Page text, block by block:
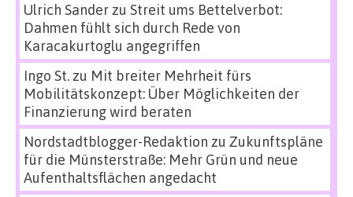
Ulrich Sanderzu Streit ums Bettelverbot:
Dahmen fühlt sich durch Rede von
Karacakurtoglu angegriffen
Ingo St.zu Mit breiter Mehrheit fürs
Mobilitätskonzept: Über Möglichkeiten der
Finanzierung wird beraten
Nordstadtblogger-Redaktion zu Zukunftspläne
für die Münsterstraße: Mehr Grün und neue
Aufenthaltsflächen angedacht